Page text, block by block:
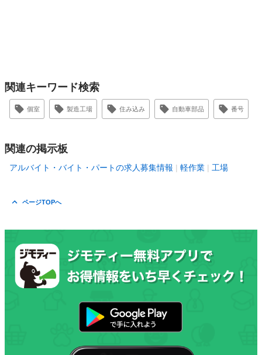
関連キーワード検索
個室 製造工場 住み込み 自動車部品 番号
関連の掲示板
アルバイト・バイト・パートの求人募集情報 軽作業 工場
ページTOPへ